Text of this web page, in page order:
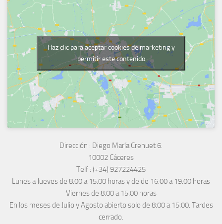
Haz clic para aceptar cookies de marketing y
permitir este contenido
Dirección : Diego María Crehuet 6.
10002 Cáceres
Telf : (+34) 927224425
Lunes a Jueves de 8:00 a 15:00 horas y de de 16:00 a 19:00 horas
Viernes de 8:00 a 15:00 horas
En los meses de Julio y Agosto abierto solo de 8:00 a 15:00. Tardes
cerrado.